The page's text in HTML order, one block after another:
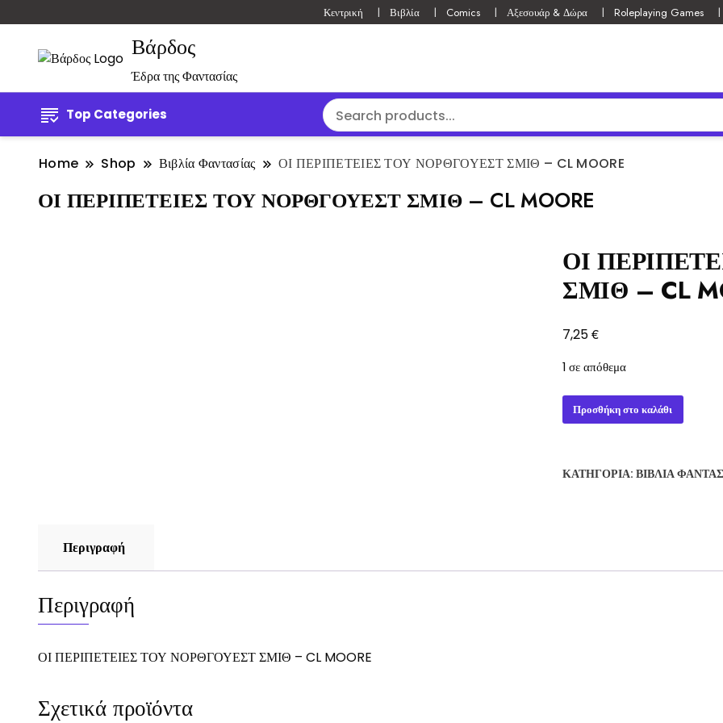
Κεντρική Βιβλία Comics Αξεσουάρ & Δώρα Roleplaying Games
Βάρδος
Έδρα της Φαντασίας
Top Categories
Home Shop Βιβλία Φαντασίας ΟΙ ΠΕΡΙΠΕΤΕΙΕΣ ΤΟΥ ΝΟΡΘΓΟΥΕΣΤ ΣΜΙΘ – CL MOORE
ΟΙ ΠΕΡΙΠΕΤΕΙΕΣ ΤΟΥ ΝΟΡΘΓΟΥΕΣΤ ΣΜΙΘ – CL MOORE
ΟΙ
ΣΜΙΘ – CL
7,25€
1 σε απόθεμα
ΟΙ
ΠΕΡΙΠΕΤΕΙΕΣ
ΣΜΙΘ
Προσθήκη στο καλάθι
ΚΑΤΗΓΟΡΊΑ: ΒΙΒΛΊΑ
Περιγραφή
Περιγραφή
ΟΙ ΠΕΡΙΠΕΤΕΙΕΣ ΤΟΥ ΝΟΡΘΓΟΥΕΣΤ ΣΜΙΘ – CL MOORE
Σχετικά προϊόντα